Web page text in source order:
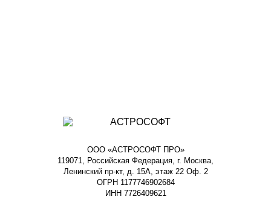
ООО «АСТРОСОФТ ПРО»
119071, Российская Федерация, г. Москва,
Ленинский пр-кт, д. 15А, этаж 22 Оф. 2
ОГРН 1177746902684
ИНН 7726409621